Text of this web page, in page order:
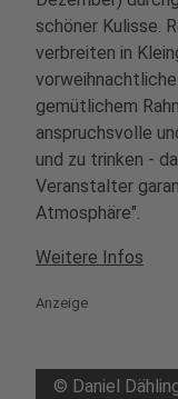
23
Moerser
Kastellplatz
47441 Moers
24
58091 Hagen
Mühlenstraße 12
48431 Rheine
schöner Kulisse.
verbreiten in
gemütlichem
anspruchsvolle
und zu trinken -
Veranstalter
Atmosphäre".
Weitere Infos
Anzeige
© Daniel